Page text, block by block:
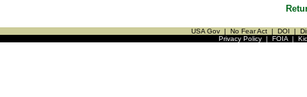
USA Gov | No Fear Act | DOI |
Privacy Policy| FOIA|